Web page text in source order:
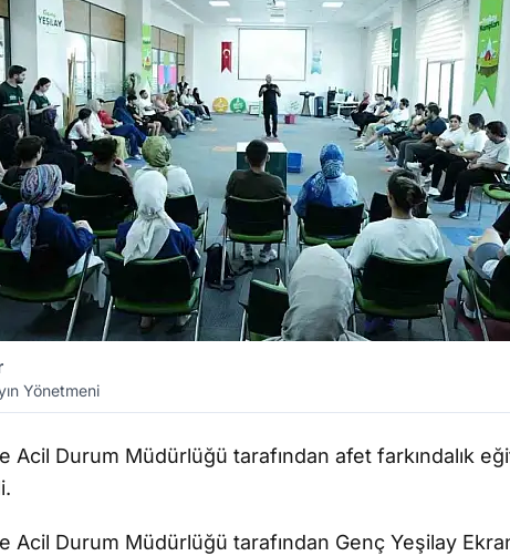
Yönetmeni
Acil Durum Müdürlüğü tarafından afet farkındalık
Acil Durum Müdürlüğü tarafından Genç Yeşilay